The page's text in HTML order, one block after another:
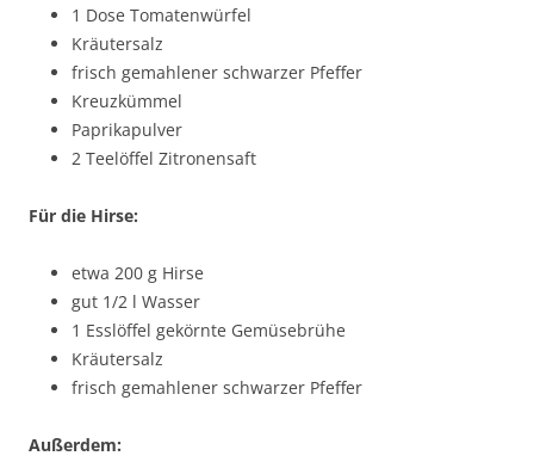
1 Dose Tomatenwürfel
Kräutersalz
frisch gemahlener schwarzer Pfeffer
Kreuzkümmel
Paprikapulver
2 Teelöffel Zitronensaft
Für die Hirse:
etwa 200 g Hirse
gut 1/2 l Wasser
1 Esslöffel gekörnte Gemüsebrühe
Kräutersalz
frisch gemahlener schwarzer Pfeffer
Außerdem: